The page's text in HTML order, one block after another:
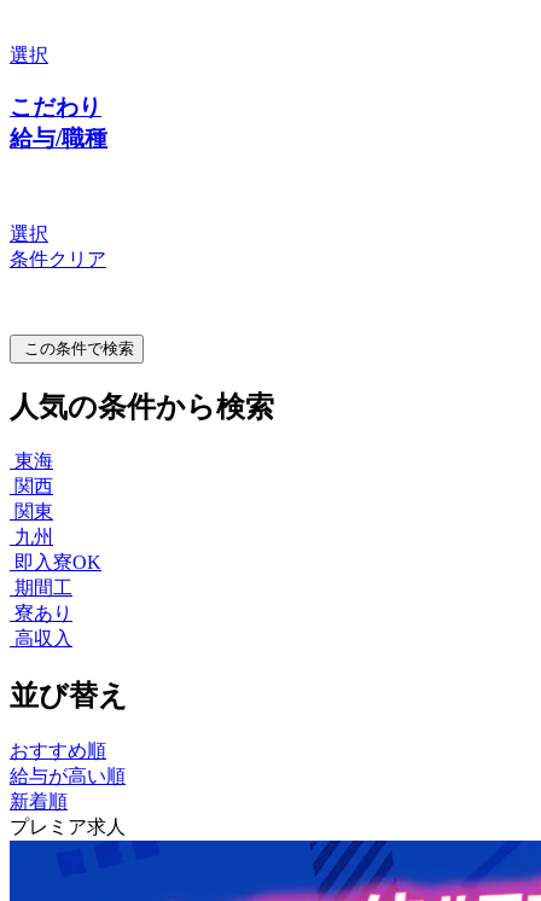
選択
こだわり
給与/職種
選択
条件クリア
この条件で検索
人気の条件から検索
東海
関西
関東
九州
即入寮OK
期間工
寮あり
高収入
並び替え
おすすめ順
給与が高い順
新着順
プレミア求人